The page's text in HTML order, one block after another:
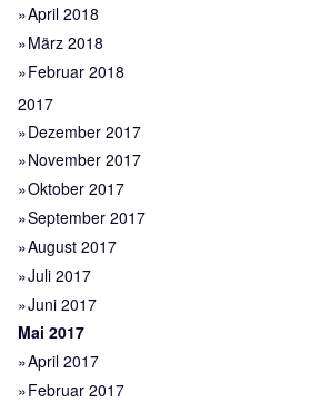
April 2018
März 2018
Februar 2018
2017
Dezember 2017
November 2017
Oktober 2017
September 2017
August 2017
Juli 2017
Juni 2017
Mai 2017
April 2017
Februar 2017